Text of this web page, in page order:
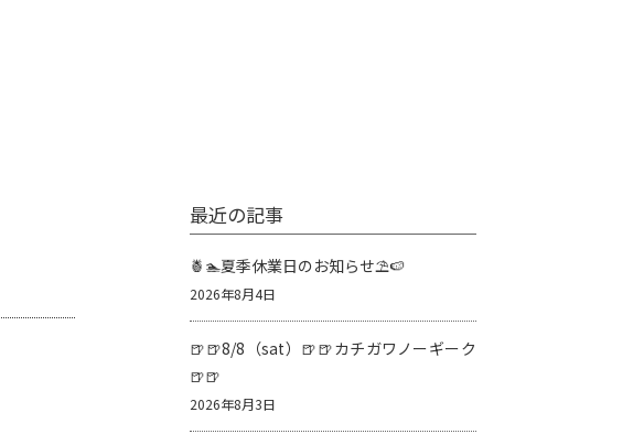
最近の記事
🍍🏊夏季休業日のお知らせ⛱️🍉
2026年8月4日
🍺🍺8/8（sat）🍺🍺カチガワノーギーク
🍺🍺
2026年8月3日